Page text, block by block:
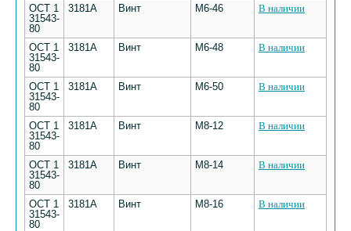
ОСТ 1
31543-
80
3181А Винт М6-46 В наличии
ОСТ 1
31543-
80
3181А Винт М6-48 В наличии
ОСТ 1
31543-
80
3181А Винт М6-50 В наличии
ОСТ 1
31543-
80
3181А Винт М8-12 В наличии
ОСТ 1
31543-
80
3181А Винт М8-14 В наличии
ОСТ 1
31543-
80
3181А Винт М8-16 В наличии